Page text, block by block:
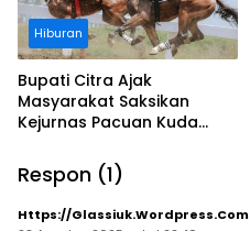
Hiburan
Bupati Citra Ajak
Masyarakat Saksikan
Kejurnas Pacuan Kuda
Legokjawa
Respon (1)
Https://glassiuk.wordpress.com